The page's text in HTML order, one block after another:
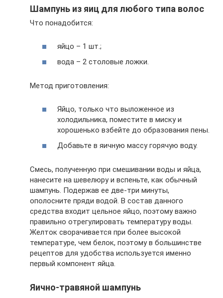
Шампунь из яиц для любого типа волос
Что понадобится:
яйцо – 1 шт.;
вода – 2 столовые ложки.
Метод приготовления:
Яйцо, только что выложенное из
холодильника, поместите в миску и
хорошенько взбейте до образования пены.
Добавьте в яичную массу горячую воду.
Смесь, полученную при смешивании воды и яйца,
нанесите на шевелюру и вспеньте, как обычный
шампунь. Подержав ее две-три минуты,
ополосните пряди водой. В состав данного
средства входит цельное яйцо, поэтому важно
правильно отрегулировать температуру воды.
Желток сворачивается при более высокой
температуре, чем белок, поэтому в большинстве
рецептов для удобства используется именно
первый компонент яйца.
Яично-травяной шампунь